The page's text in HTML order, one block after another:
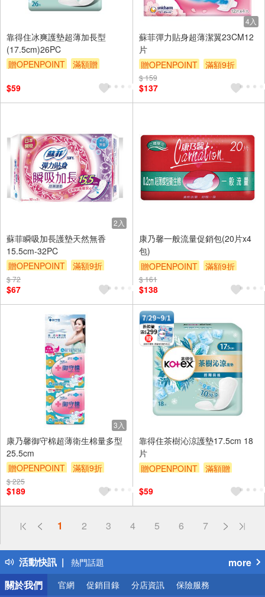
靠得住冰爽護墊超薄加長型
(17.5cm)26PC
贈OPENPOINT
滿額贈
$59
4入
蘇菲彈力貼身超薄潔翼23CM12
片
贈OPENPOINT
滿額9折
贈$200
$ 159
$137
2入
蘇菲瞬吸加長護墊天然無香
15.5cm-32PC
贈OPENPOINT
滿額9折
贈$200
$ 72
$67
康乃馨一般流量促銷包(20片x4
包)
贈OPENPOINT
滿額9折
贈$200
$ 161
$138
3入
康乃馨御守棉超薄衛生棉量多型
25.5cm
贈OPENPOINT
滿額9折
贈$200
$ 225
$189
靠得住茶樹沁涼護墊17.5cm 18
片
贈OPENPOINT
滿額贈
$59
1 2 3 4 5 6 7
活動快訊
偏遠地區配送
得獎公告
熱門話題
銀行優惠
偏遠地區配送
more
關於我們
官網 促銷目錄 分店資訊 保險服務